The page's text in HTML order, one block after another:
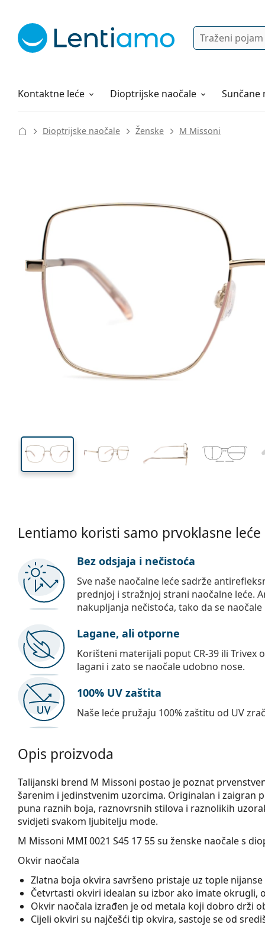
Pretraga
Kontaktne leće
Otopine za leće Dioptrijske naočale Sunčane
Sve o kupovini
Dioptrijske naočale Ženske M Missoni
Visina leće Širina leće
Lentiamo koristi samo prvoklasne leće
Bez odsjaja i nečistoća
Sve naše naočalne leće sadrže
prednjoj i stražnjoj strani naočalne leće.
nakupljanja nečistoća, tako da se naočale
Lagane, ali otporne
Korišteni materijali poput CR-39 ili Trivex
lagani i zato se naočale udobno nose.
100% UV zaštita
Naše leće pružaju 100% zaštitu od UV
Opis proizvoda
Talijanski brend M Missoni postao je poznat
šarenim i jedinstvenim uzorcima. Originalan i zaigran
puna raznih boja, raznovrsnih stilova i raznolikih
svidjeti svakom ljubitelju mode.
M Missoni MMI 0021 S45 17 55su ženske naočale s
Okvir naočala
Zlatna boja okvira savršeno pristaje uz tople
Četvrtasti okviri idealan su izbor ako imate okrugli,
Okvir naočala izrađen je od metala koji dobro drži
Cijeli okviri su najčešći tip okvira, sastoje se od